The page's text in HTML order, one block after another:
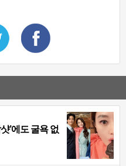
’에도 굴욕 없